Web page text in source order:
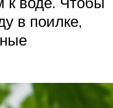
в поилке,